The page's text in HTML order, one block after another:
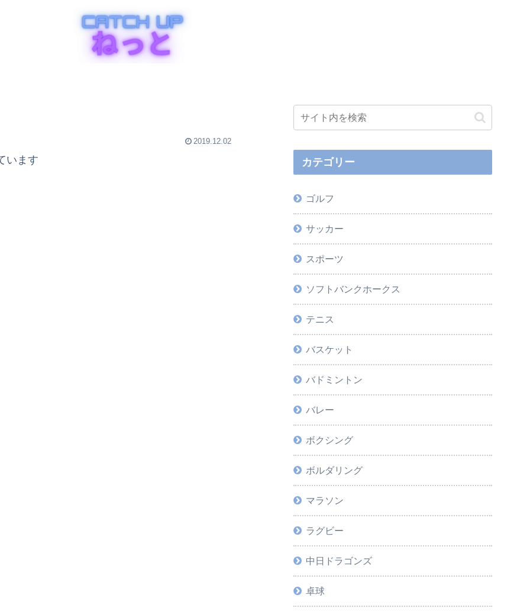
2019.12.02
います カテゴリー
ゴルフ
サッカー
スポーツ
ソフトバンクホークス
テニス
バスケット
バドミントン
バレー
ボクシング
ボルダリング
マラソン
ラグビー
中日ドラゴンズ
卓球